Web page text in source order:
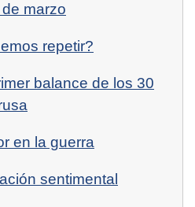
marzo
repetir?
balance de los 30
en la guerra
sentimental